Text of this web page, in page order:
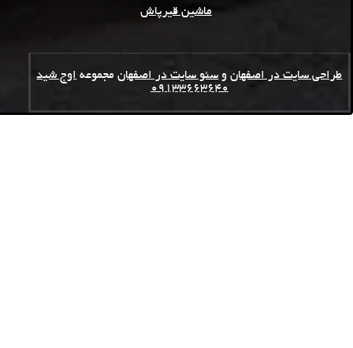
ماشین قیرپاش
طراحی سایت در اصفهان و سئو سایت در اصفهان مجموعه اوج شید
09133663640